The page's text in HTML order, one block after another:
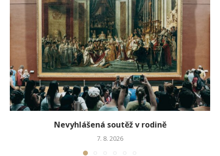
Nevyhlášená soutěž v rodině
7. 8. 2026